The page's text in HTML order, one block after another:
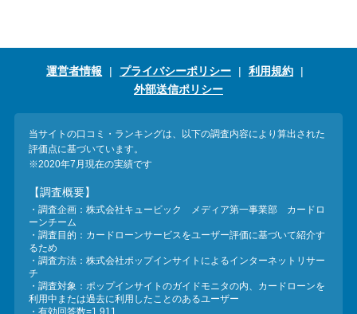
運営者情報 プライバシーポリシー
利用規約
外部送信ポリシー
当サイトの口コミ・ランキングは、以下の調査内容により算出された
評価点に基づいています。
※2020年7月現在の実績です
【調査概要】
・調査企画：株式会社キュービック メディア第一事業部 カードロ
ーンチーム
・調査目的：カードローンサービスをユーザー評価に基づいて紹介す
るため
・調査方法：株式会社ポップインサイトによるインターネットリサー
チ
・調査対象：ポップインサイトのガイドモニタの内、カードローンを
利用中または過去に利用したことのあるユーザー